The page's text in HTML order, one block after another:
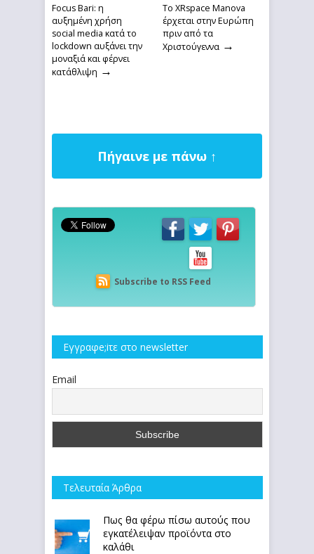
Focus Bari: η
αυξημένη χρήση
social media κατά το
lockdown αυξάνει την
μοναξιά και φέρνει
κατάθλιψη →
Το XRspace Manova
έρχεται στην Ευρώπη
πριν από τα
Χριστούγεννα →
Πήγαινε με πάνω ↑
Subscribe to RSS Feed
Εγγραφe;iτε στο newsletter
Email
Τελευταία Άρθρα
Πως θα φέρω πίσω αυτούς που
εγκατέλειψαν προϊόντα στο
καλάθι